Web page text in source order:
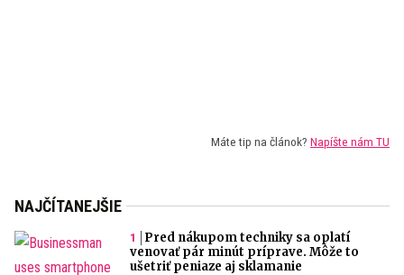
Máte tip na článok? Napíšte nám TU
NAJČÍTANEJŠIE
Pred nákupom techniky sa oplatí
venovať pár minút príprave. Môže to
ušetriť peniaze aj sklamanie